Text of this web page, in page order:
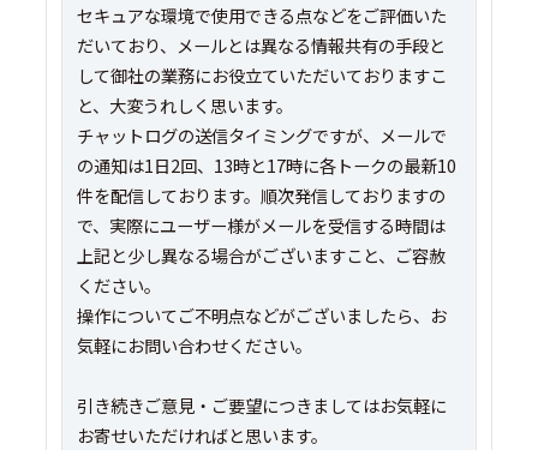
セキュアな環境で使用できる点などをご評価いた
だいており、メールとは異なる情報共有の手段と
して御社の業務にお役立ていただいておりますこ
と、大変うれしく思います。
チャットログの送信タイミングですが、メールで
の通知は1日2回、13時と17時に各トークの最新10
件を配信しております。順次発信しておりますの
で、実際にユーザー様がメールを受信する時間は
上記と少し異なる場合がございますこと、ご容赦
ください。
操作についてご不明点などがございましたら、お
気軽にお問い合わせください。
引き続きご意見・ご要望につきましてはお気軽に
お寄せいただければと思います。